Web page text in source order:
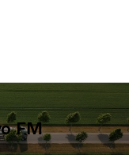
FM